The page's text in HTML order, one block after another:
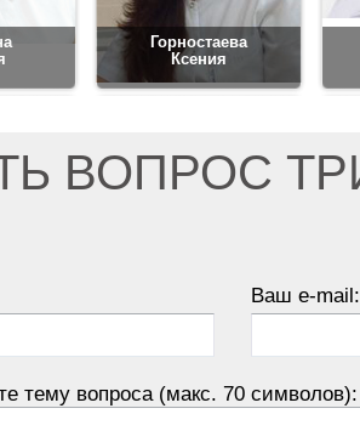
Горностаева
Ксения
ВОПРОС
Ваш e-mail:
тему вопроса (макс. 70 символов):